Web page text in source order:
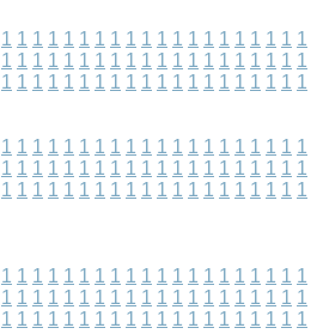
1 1 1 1 1 1 1 1 1 1 1 1 1 1 1 1 1 1 1 1
1 1 1 1 1 1 1 1 1 1 1 1 1 1 1 1 1 1 1 1
1 1 1 1 1 1 1 1 1 1 1 1 1 1 1 1 1 1 1 1
1 1 1 1 1 1 1 1 1 1 1 1 1 1 1 1 1 1 1 1
1 1 1 1 1 1 1 1 1 1 1 1 1 1 1 1 1 1 1 1
1 1 1 1 1 1 1 1 1 1 1 1 1 1 1 1 1 1 1 1
1 1 1 1 1 1 1 1 1 1 1 1 1 1 1 1 1 1 1 1
1 1 1 1 1 1 1 1 1 1 1 1 1 1 1 1 1 1 1 1
1 1 1 1 1 1 1 1 1 1 1 1 1 1 1 1 1 1 1 1